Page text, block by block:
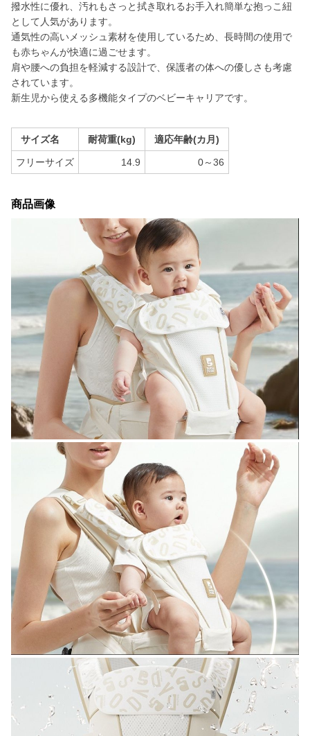
撥水性に優れ、汚れもさっと拭き取れるお手入れ簡単な抱っこ紐
として人気があります。
通気性の高いメッシュ素材を使用しているため、長時間の使用で
も赤ちゃんが快適に過ごせます。
肩や腰への負担を軽減する設計で、保護者の体への優しさも考慮
されています。
新生児から使える多機能タイプのベビーキャリアです。
サイズ名 耐荷重(kg) 適応年齢(カ月)
フリーサイズ 14.9 0～36
商品画像